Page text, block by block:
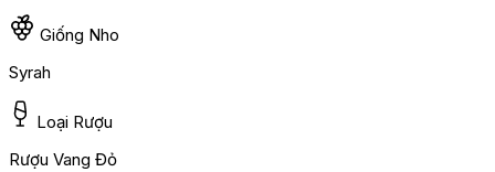
Giống Nho
Syrah
Loại Rượu
Rượu Vang Đỏ